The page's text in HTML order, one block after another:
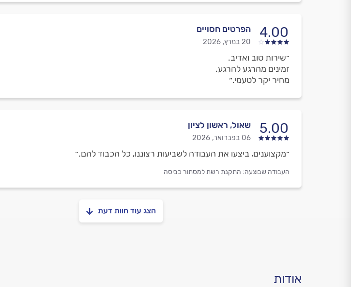
4.00 הפרטים חסויים
20 במרץ, 2026
״שירות טוב ואדיב.
זמינים מהרגע להרגע.
מחיר יקר לטעמי.״
5.00 שאול, ראשון לציון
06 בפברואר, 2026
״מקצוענים, ביצעו את העבודה לשביעות רצוננו, כל הכבוד להם.״
העבודה שבוצעה: התקנת רשת למסתור כביסה
הצג עוד חוות דעת
אודות